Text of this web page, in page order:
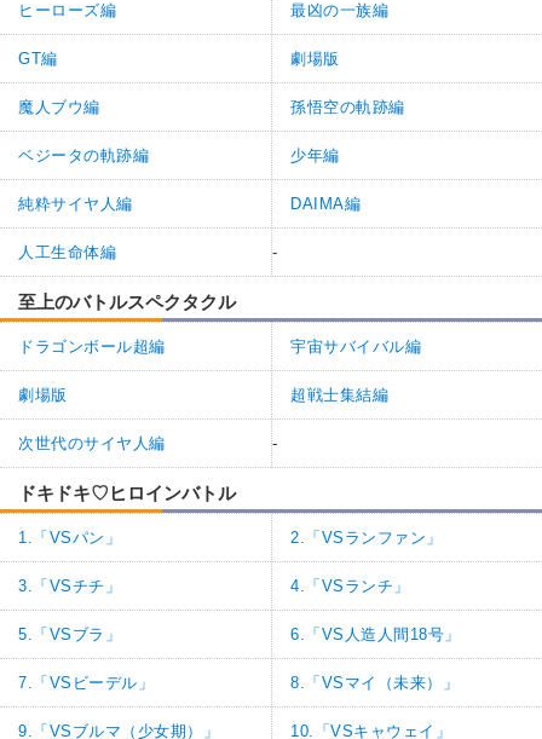
ヒーローズ編 最凶の一族編
GT編 劇場版
魔人ブウ編 孫悟空の軌跡編
ベジータの軌跡編 少年編
純粋サイヤ人編 DAIMA編
人工生命体編 -
至上のバトルスペクタクル
ドラゴンボール超編 宇宙サバイバル編
劇場版 超戦士集結編
次世代のサイヤ人編 -
ドキドキ♡ヒロインバトル
1.「VSパン」 2.「VSランファン」
3.「VSチチ」 4.「VSランチ」
5.「VSブラ」 6.「VS人造人間18号」
7.「VSビーデル」 8.「VSマイ（未来）」
9.「VSブルマ（少女期）」 10.「VSキャウェイ」